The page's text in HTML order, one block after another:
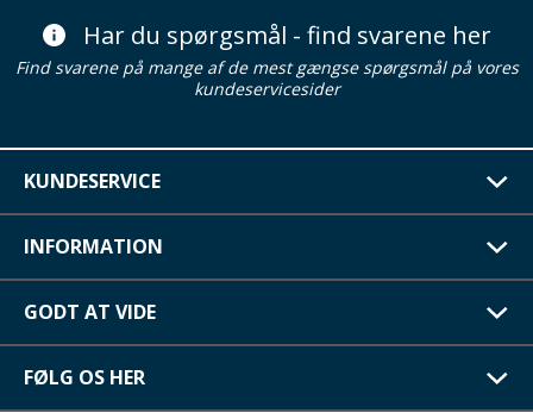
Har du spørgsmål - find svarene her
Find svarene på mange af de mest gængse spørgsmål på vores
kundeservicesider
KUNDESERVICE
INFORMATION
GODT AT VIDE
FØLG OS HER